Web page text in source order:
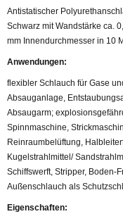
Antistatischer
Schwarz mit Wandstärke ca.
mm Innendurchmesser in 10
Anwendungen:
flexibler Schlauch für Gase
Absauganlage,
Absaugarm;
Spinnmaschine,
Reinraumbelüftung,
Kugelstrahlmittel/
Schiffswerft, Stripper, Boden-
Außenschlauch als
Eigenschaften: